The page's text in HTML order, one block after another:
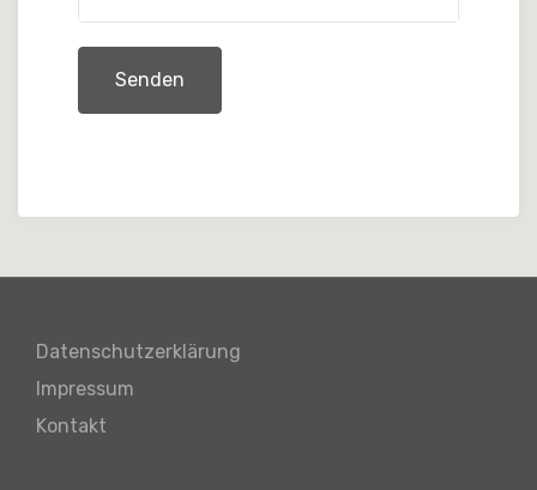
Datenschutzerklärung
Impressum
Kontakt